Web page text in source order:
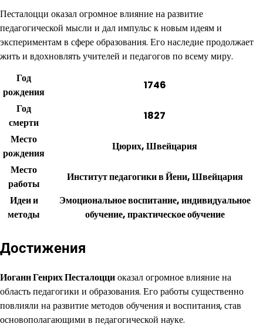
Песталоцци оказал огромное влияние на развитие
педагогической мысли и дал импульс к новым идеям и
экспериментам в сфере образования. Его наследие продолжает
жить и вдохновлять учителей и педагогов по всему миру.
Год
рождения
1746
Год
смерти
1827
Место
рождения
Цюрих, Швейцария
Место
работы
Институт педагогики в Йени, Швейцария
Идеи и
методы
Эмоциональное воспитание, индивидуальное
обучение, практическое обучение
Достижения
Иоганн Генрих Песталоцциоказал огромное влияние на
область педагогики и образования. Его работы существенно
повлияли на развитие методов обучения и воспитания, став
основополагающими в педагогической науке.